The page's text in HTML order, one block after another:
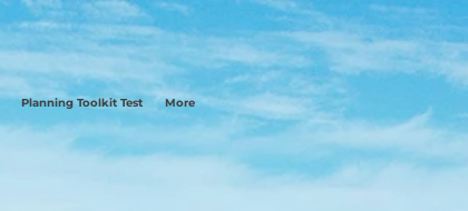
Planning Toolkit Test More